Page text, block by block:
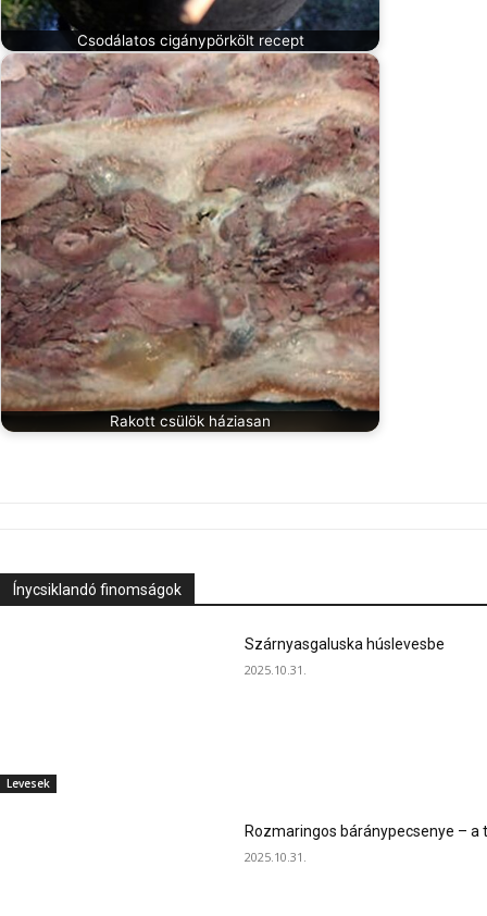
Csodálatos cigánypörkölt recept
Rakott csülök háziasan
Ínycsiklandó finomságok
Levesek
Szárnyasgaluska húslevesbe
2025.10.31.
Rozmaringos báránypecsenye – a
2025.10.31.